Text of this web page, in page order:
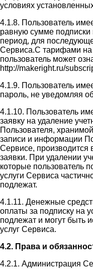
условиях
4.1.8. Пользователь
равную сумме подписки
период, для
Сервиса.С тарифами на
пользователь может
http://makeright.ru/
4.1.9. Пользователь
пароль, не уведомляя
4.1.10. Пользователь
заявку на удаление
Пользователя,
записи и информации
Сервисе, производится
заявки. При удалении
которые пользователь
услуги Сервиса
подлежат.
4.1.11. Денежные
оплаты за подписку на
подлежат и могут быть
услуг Сервиса.
4.2. Права и
4.2.1. Администрация